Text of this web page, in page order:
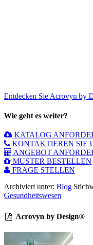
Entdecken Sie Acrovyn by
Wie geht es weiter?
KATALOG
KONTAKTIEREN SIE
ANGEBOT
MUSTER BESTELLEN
FRAGE STELLEN
Archiviert unter: Blog
Gesundheitswesen
Acrovyn by Design®